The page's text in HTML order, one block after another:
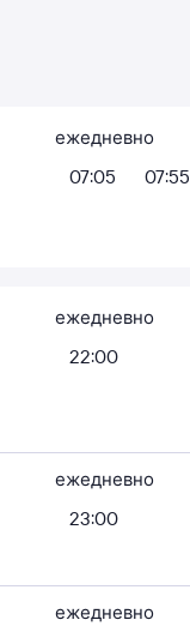
ежедневно
07:05
07:55
ежедневно
22:00
ежедневно
23:00
ежедневно